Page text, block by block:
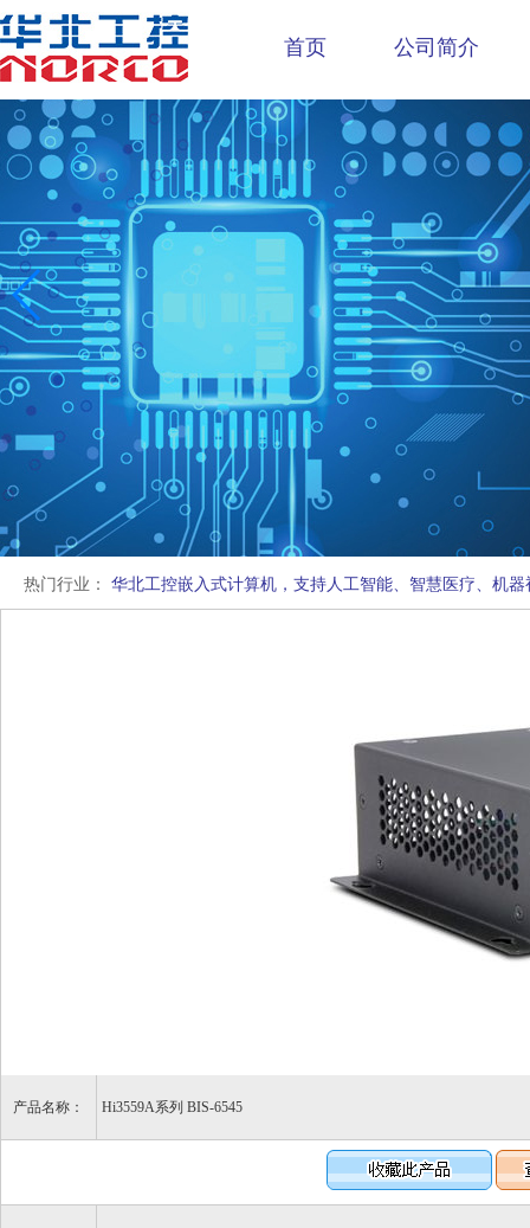
首页 公司简介
热门行业： 华北工控嵌入式计算机，支持人工智能、智慧医疗、机
产品名称： Hi3559A系列 BIS-6545